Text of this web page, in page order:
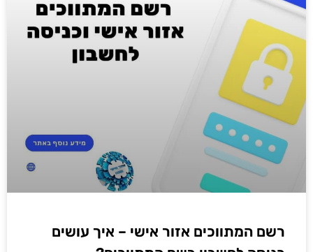
רשם המתווכים אזור אישי – איך עושים